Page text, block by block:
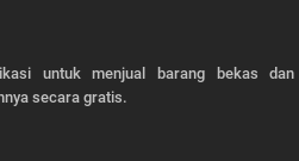
untuk menjual barang bekas dan
secara gratis.